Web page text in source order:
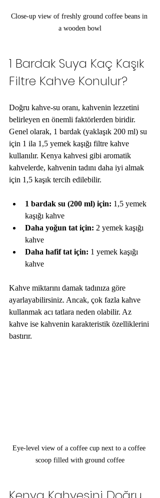
Close-up view of freshly ground coffee beans in
a wooden bowl
1 Bardak Suya Kaç Kaşık
Filtre Kahve Konulur?
Doğru kahve-su oranı, kahvenin lezzetini
belirleyen en önemli faktörlerden biridir.
Genel olarak, 1 bardak (yaklaşık 200 ml) su
için 1 ila 1,5 yemek kaşığı filtre kahve
kullanılır. Kenya kahvesi gibi aromatik
kahvelerde, kahvenin tadını daha iyi almak
için 1,5 kaşık tercih edilebilir.
1 bardak su (200 ml) için: 1,5 yemek
kaşığı kahve
Daha yoğun tat için: 2 yemek kaşığı
kahve
Daha hafif tat için: 1 yemek kaşığı
kahve
Kahve miktarını damak tadınıza göre
ayarlayabilirsiniz. Ancak, çok fazla kahve
kullanmak acı tatlara neden olabilir. Az
kahve ise kahvenin karakteristik özelliklerini
bastırır.
Eye-level view of a coffee cup next to a coffee
scoop filled with ground coffee